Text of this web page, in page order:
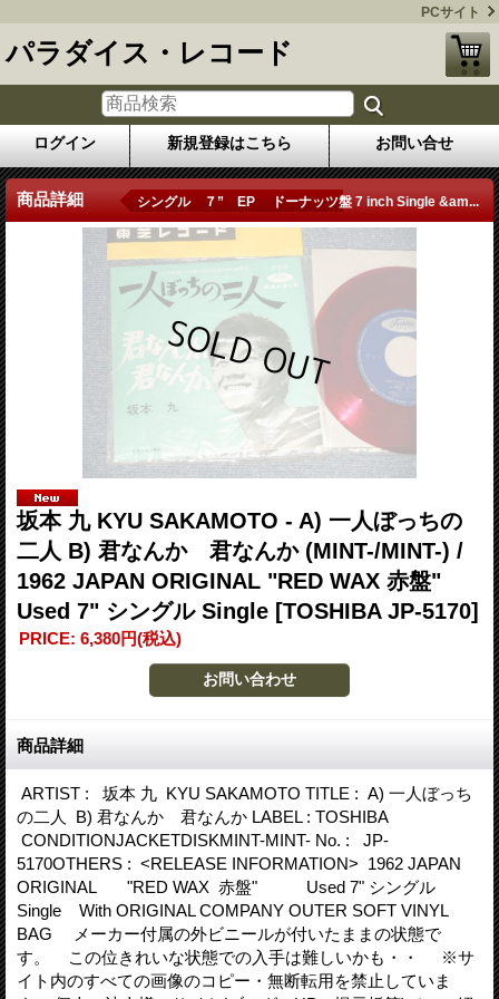
PCサイト
パラダイス・レコード
ログイン 新規登録はこちら お問い合せ
商品詳細 シングル ７” EP ドーナッツ盤 7 inch Single &am...
坂本 九 KYU SAKAMOTO - A) 一人ぼっちの
二人 B) 君なんか 君なんか (MINT-/MINT-) /
1962 JAPAN ORIGINAL "RED WAX 赤盤"
Used 7" シングル Single [TOSHIBA JP-5170]
PRICE: 6,380円(税込)
商品詳細
ARTIST : 坂本 九 KYU SAKAMOTO TITLE : A) 一人ぼっち
の二人 B) 君なんか 君なんか LABEL : TOSHIBA
CONDITIONJACKETDISKMINT-MINT- No. : JP-
5170OTHERS : <RELEASE INFORMATION> 1962 JAPAN
ORIGINAL "RED WAX 赤盤" Used 7" シングル
Single With ORIGINAL COMPANY OUTER SOFT VINYL
BAG メーカー付属の外ビニールが付いたままの状態で
す。 この位きれいな状態での入手は難しいかも・・ ※サ
イト内のすべての画像のコピー・無断転用を禁止していま